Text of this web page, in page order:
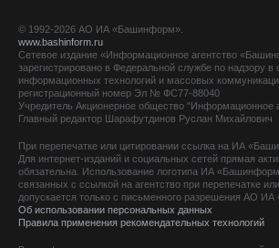
© 1992-2026 АО ИА «Башинформ».
www.bashinform.ru
Сетевое издание «Информационное агентство
зарегистрировано в Федеральной службе по надзору в
информационных технологий и массовых
регистрационный номер Эл № ФС77-88040
Учредитель Акционерное общество "Информационное
Главный редактор Шарафутдинов Руслан Михайлович
При перепечатке или цитировании ссылка на ИА
Для интернет-изданий и социальных сетей прямая
обязательна. Использование логотипа ИА
связанных с ссылкой на агентство при перепечатке
допускается только с письменного разрешения АО
Об использовании персональных данных
Правила применения рекомендательных технологий